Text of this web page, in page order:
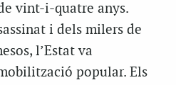
vint-i-quatre anys.
i dels milers de
l’Estat va
popular. Els